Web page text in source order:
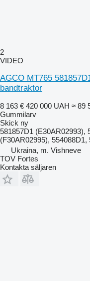
2
VIDEO
AGCO MT765
bandtraktor
8 163 € 420 000 UAH ≈ 89
Gummilarv
Skick ny
581857D1 (E30AR02993),
(F30AR02995), 554088D1,
Ukraina, m. Vishneve
TOV Fortes
Kontakta säljaren